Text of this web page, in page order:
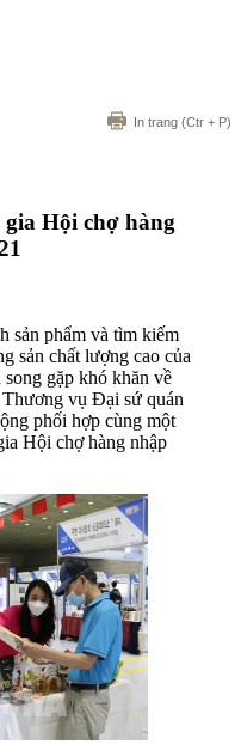
In trang (Ctr + P)
Hội chợ hàng
sản phẩm và tìm kiếm
sản chất lượng cao của
gặp khó khăn về
vụ Đại sứ quán
phối hợp cùng một
Hội chợ hàng nhập